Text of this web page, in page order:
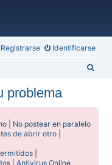
Identificarse
Registrarse
problema
No postear en paralelo
de abrir otro
|Antivirus Online